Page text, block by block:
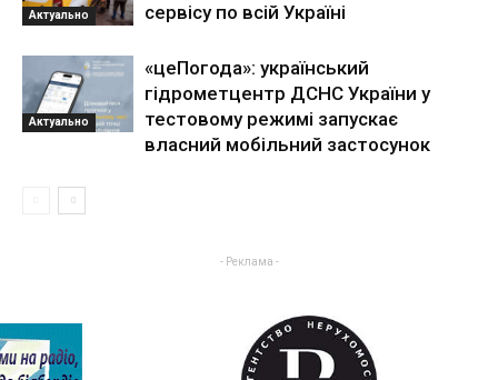
Актуально
сервісу по всій Україні
Актуально
«цеПогода»: український
гідрометцентр ДСНС України у
тестовому режимі запускає
власний мобільний застосунок
- Реклама -